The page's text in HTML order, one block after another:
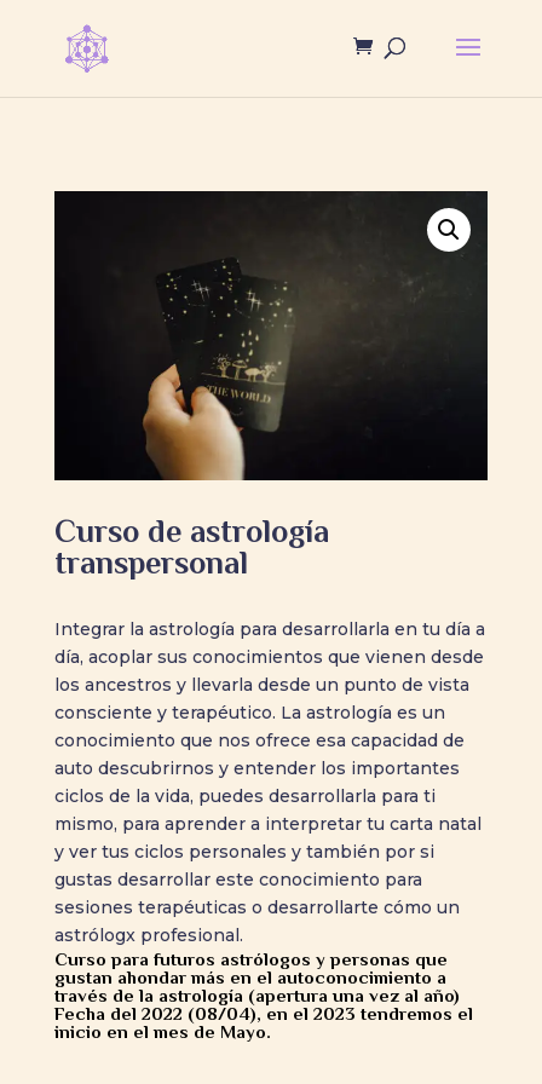
Curso de astrología
transpersonal
Integrar la astrología para desarrollarla en tu día a
día, acoplar sus conocimientos que vienen desde
los ancestros y llevarla desde un punto de vista
consciente y terapéutico. La astrología es un
conocimiento que nos ofrece esa capacidad de
auto descubrirnos y entender los importantes
ciclos de la vida, puedes desarrollarla para ti
mismo, para aprender a interpretar tu carta natal
y ver tus ciclos personales y también por si
gustas desarrollar este conocimiento para
sesiones terapéuticas o desarrollarte cómo un
astrólogx profesional.
Curso para futuros astrólogos y personas que
gustan ahondar más en el autoconocimiento a
través de la astrología (apertura una vez al año)
Fecha del 2022 (08/04), en el 2023 tendremos el
inicio en el mes de Mayo.